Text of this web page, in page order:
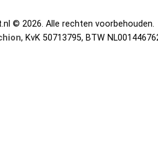
© 2026. Alle rechten voorbehouden.
, KvK 50713795, BTW